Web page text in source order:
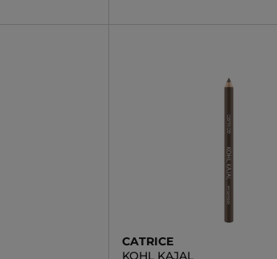
CATRICE
KOHL KAJAL